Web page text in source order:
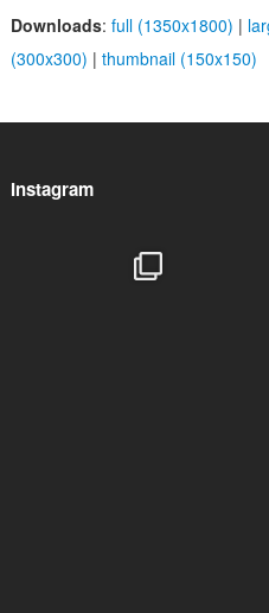
Downloads: full (1350x1800) |
(300x300) | thumbnail (150x150)
Instagram